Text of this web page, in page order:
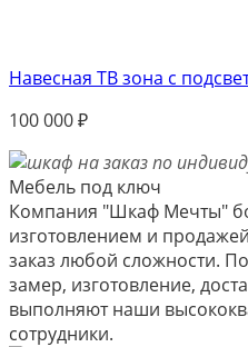
Навесная ТВ зона с
100 000₽
Мебель под ключ
Компания "Шкаф Мечты"
изготовлением и
заказ любой сложности.
замер, изготовление,
выполняют наши
сотрудники.